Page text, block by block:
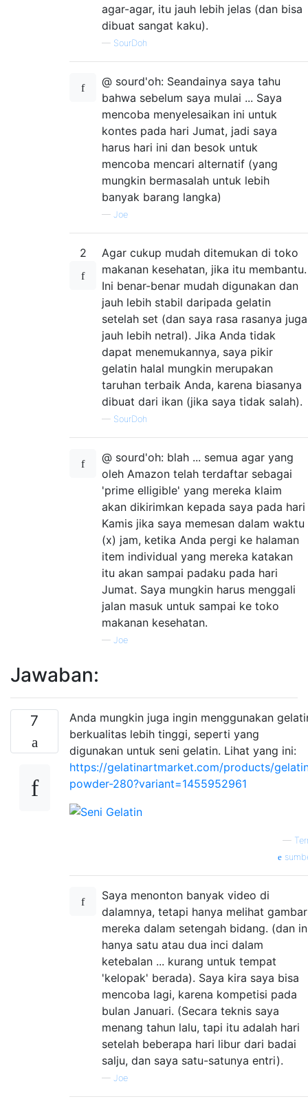
agar-agar, itu jauh lebih jelas (dan bisa
dibuat sangat kaku).
— SourDoh
@ sourd'oh: Seandainya saya tahu
bahwa sebelum saya mulai ... Saya
mencoba menyelesaikan ini untuk
kontes pada hari Jumat, jadi saya
harus hari ini dan besok untuk
mencoba mencari alternatif (yang
mungkin bermasalah untuk lebih
banyak barang langka)
— Joe
2
Agar cukup mudah ditemukan di toko
makanan kesehatan, jika itu membantu.
Ini benar-benar mudah digunakan dan
jauh lebih stabil daripada gelatin
setelah set (dan saya rasa rasanya juga
jauh lebih netral). Jika Anda tidak
dapat menemukannya, saya pikir
gelatin halal mungkin merupakan
taruhan terbaik Anda, karena biasanya
dibuat dari ikan (jika saya tidak salah).
— SourDoh
@ sourd'oh: blah ... semua agar yang
oleh Amazon telah terdaftar sebagai
'prime elligible' yang mereka klaim
akan dikirimkan kepada saya pada hari
Kamis jika saya memesan dalam waktu
(x) jam, ketika Anda pergi ke halaman
item individual yang mereka katakan
itu akan sampai padaku pada hari
Jumat. Saya mungkin harus menggali
jalan masuk untuk sampai ke toko
makanan kesehatan.
— Joe
Jawaban:
7
Anda mungkin juga ingin menggunakan
berkualitas lebih tinggi, seperti yang
digunakan untuk seni gelatin. Lihat yang ini:
https://gelatinartmarket.com/products/
powder-280?variant=1455952961
—
Saya menonton banyak video di
dalamnya, tetapi hanya melihat gambar
mereka dalam setengah bidang. (dan
hanya satu atau dua inci dalam
ketebalan ... kurang untuk tempat
'kelopak' berada). Saya kira saya bisa
mencoba lagi, karena kompetisi pada
bulan Januari. (Secara teknis saya
menang tahun lalu, tapi itu adalah hari
setelah beberapa hari libur dari badai
salju, dan saya satu-satunya entri).
— Joe